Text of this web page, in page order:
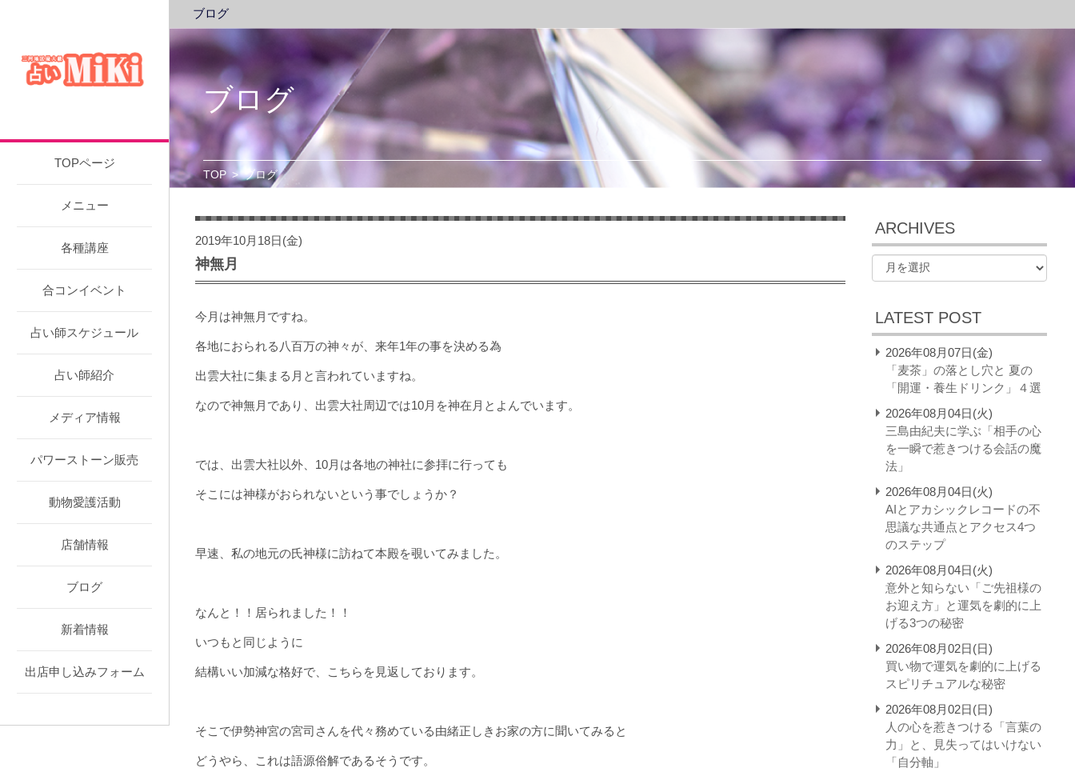
TOPページ
メニュー
各種講座
合コンイベント
占い師スケジュール
占い師紹介
メディア情報
パワーストーン販売
動物愛護活動
店舗情報
ブログ
新着情報
出店申し込みフォーム
ブログ
ブログ
TOP >ブログ
2019年10月18日(金)
神無月
今月は神無月ですね。
各地におられる八百万の神々が、来年1年の事を決める為
出雲大社に集まる月と言われていますね。
なので神無月であり、出雲大社周辺では10月を神在月とよんでいます。
では、出雲大社以外、10月は各地の神社に参拝に行っても
そこには神様がおられないという事でしょうか？
早速、私の地元の氏神様に訪ねて本殿を覗いてみました。
なんと！！居られました！！
いつもと同じように
結構いい加減な格好で、こちらを見返しております。
そこで伊勢神宮の宮司さんを代々務めている由緒正しきお家の方に聞いてみると
どうやら、これは語源俗解であるそうです。
ARCHIVES
LATEST POST
2026年08月07日(金)
「麦茶」の落とし穴と 夏の
「開運・養生ドリンク」４選
2026年08月04日(火)
三島由紀夫に学ぶ「相手の心
を一瞬で惹きつける会話の魔
法」
2026年08月04日(火)
AIとアカシックレコードの不
思議な共通点とアクセス4つ
のステップ
2026年08月04日(火)
意外と知らない「ご先祖様の
お迎え方」と運気を劇的に上
げる3つの秘密
2026年08月02日(日)
買い物で運気を劇的に上げる
スピリチュアルな秘密
2026年08月02日(日)
人の心を惹きつける「言葉の
力」と、見失ってはいけない
「自分軸」